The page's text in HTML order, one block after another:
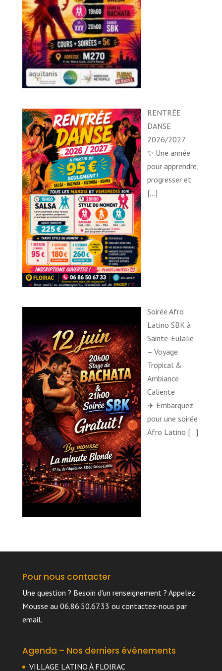
RENTRÉE
DANSE
2026/2027
✨ Une année
pour apprendre,
progresser et
[…]
Soirée Afro
Latino SBK à
Sainte-Eulalie
– Voyage
Tropical &
Ambiance
Caliente
✈️ Embarquez
pour une soirée
Afro Latino […]
Pour nous contacter
Une question ? Besoin d'un renseignement ? Appelez
Mousse au 06.86.50.67.33 ou contactez-nous par
email.
Agenda – Nos derniers événements
VILLAGE LATINO À FLOIRAC